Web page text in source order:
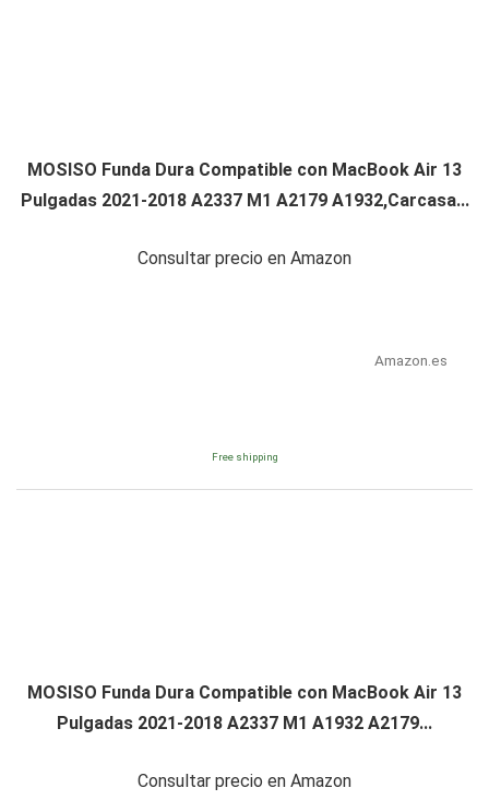
MOSISO Funda Dura Compatible con MacBook Air 13
Pulgadas 2021-2018 A2337 M1 A2179 A1932,Carcasa...
Consultar precio en Amazon
Amazon.es
Free shipping
MOSISO Funda Dura Compatible con MacBook Air 13
Pulgadas 2021-2018 A2337 M1 A1932 A2179...
Consultar precio en Amazon